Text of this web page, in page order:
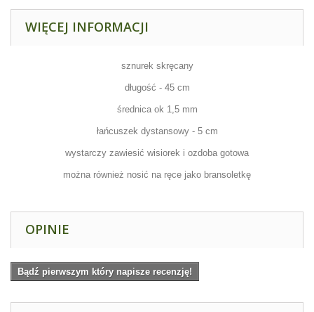
WIĘCEJ INFORMACJI
sznurek skręcany
długość - 45 cm
średnica ok 1,5 mm
łańcuszek dystansowy - 5 cm
wystarczy zawiesić wisiorek i ozdoba gotowa
można również nosić na ręce jako bransoletkę
OPINIE
Bądź pierwszym który napisze recenzję!